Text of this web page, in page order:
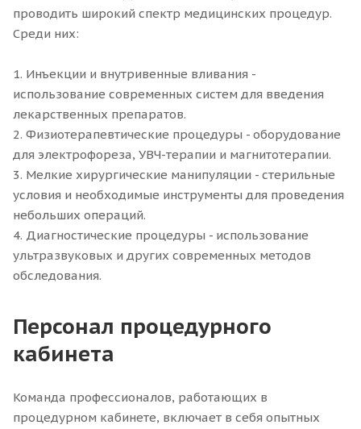
проводить широкий спектр медицинских процедур.
Среди них:
1. Инъекции и внутривенные вливания -
использование современных систем для введения
лекарственных препаратов.
2. Физиотерапевтические процедуры - оборудование
для электрофореза, УВЧ-терапии и магнитотерапии.
3. Мелкие хирургические манипуляции - стерильные
условия и необходимые инструменты для проведения
небольших операций.
4. Диагностические процедуры - использование
ультразвуковых и других современных методов
обследования.
Персонал процедурного
кабинета
Команда профессионалов, работающих в
процедурном кабинете, включает в себя опытных